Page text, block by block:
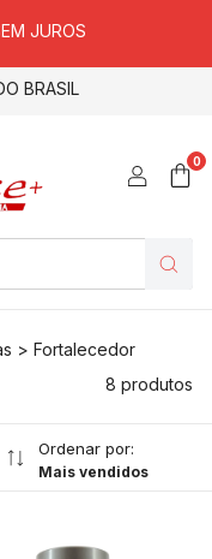
JUROS
BRASIL
0
> Fortalecedor
8 produtos
Ordenar por:
Mais vendidos